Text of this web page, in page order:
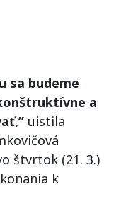
sa budeme
a
uistila
štvrtok (21. 3.)
k